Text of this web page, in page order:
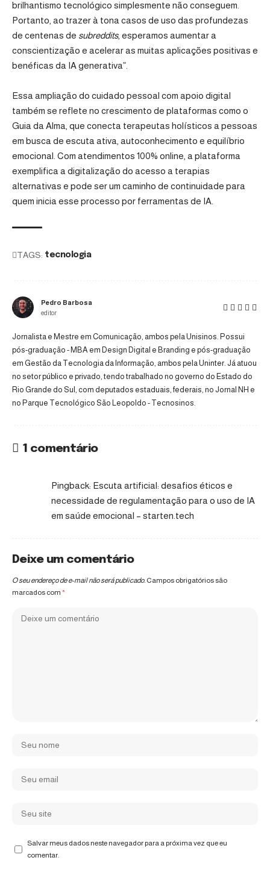
brilhantismo tecnológico simplesmente não conseguem.
Portanto, ao trazer à tona casos de uso das profundezas
de centenas de subreddits, esperamos aumentar a
conscientização e acelerar as muitas aplicações positivas e
benéficas da IA generativa”.
Essa ampliação do cuidado pessoal com apoio digital
também se reflete no crescimento de plataformas como o
Guia da Alma , que conecta terapeutas holísticos a pessoas
em busca de escuta ativa, autoconhecimento e equilíbrio
emocional. Com atendimentos 100% online, a plataforma
exemplifica a digitalização do acesso a terapias
alternativas e pode ser um caminho de continuidade para
quem inicia esse processo por ferramentas de IA.
TAGS: tecnologia
Pedro Barbosa
editor
Jornalista e Mestre em Comunicação, ambos pela Unisinos. Possui
pós-graduação - MBA em Design Digital e Branding e pós-graduação
em Gestão da Tecnologia da Informação, ambos pela Uninter. Já atuou
no setor público e privado, tendo trabalhado no governo do Estado do
Rio Grande do Sul, com deputados estaduais, federais, no Jornal NH e
no Parque Tecnológico São Leopoldo - Tecnosinos.
1 comentário
Pingback: Escuta artificial: desafios éticos e
necessidade de regulamentação para o uso de IA
em saúde emocional – starten.tech
Deixe um comentário
O seu endereço de e-mail não será publicado. Campos obrigatórios são
marcados com *
Salvar meus dados neste navegador para a próxima vez que eu
comentar.